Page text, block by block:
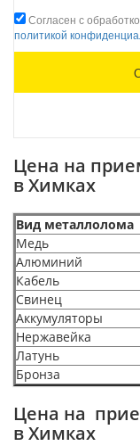
Согласен с
политикой
Цена на
в Химках
Вид металлолома
Медь
Алюминий
Кабель
Свинец
Аккумуляторы
Нержавейка
Латунь
Бронза
Цена на
в Химках